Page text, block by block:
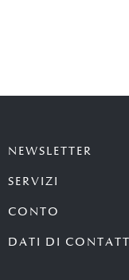
NEWSLETTER
SERVIZI
CONTO
DATI DI